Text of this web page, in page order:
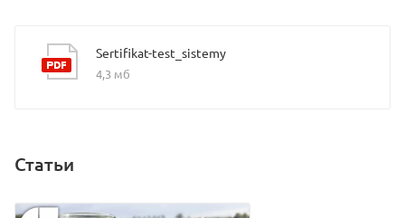
Sertifikat-test_sistemy
4,3 мб
Статьи